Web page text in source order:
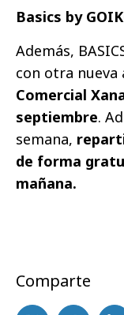
Basics by
Además,
con otra
Comercial
septiembre.
semana,
de forma
mañana.
Comparte